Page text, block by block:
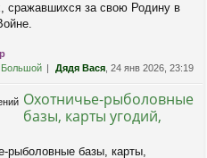
сражавшихся за свою Родину в
Дядя Вася , 24 янв 2026, 23:19
Охотничье-рыболовные
базы, карты угодий,
рыболовные базы, карты,